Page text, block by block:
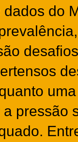
dados do
pressão